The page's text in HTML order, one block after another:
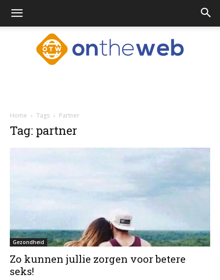
Home Tags Partner
Tag: partner
Gezondheid
Zo kunnen jullie zorgen voor betere
seks!